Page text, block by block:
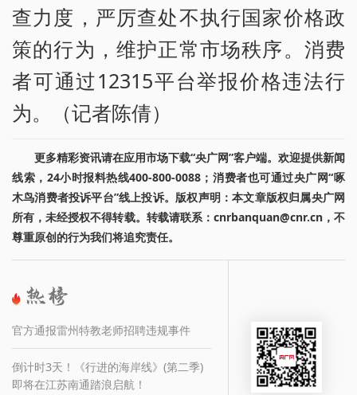
查力度，严厉查处不执行国家价格政
策的行为，维护正常市场秩序。消费
者可通过12315平台举报价格违法行
为。（记者陈倩）
更多精彩资讯请在应用市场下载“央广网”客户端。欢迎提供新闻
线索，24小时报料热线400-800-0088；消费者也可通过央广网“啄
木鸟消费者投诉平台”线上投诉。版权声明：本文章版权归属央广网
所有，未经授权不得转载。转载请联系：cnrbanquan@cnr.cn，不
尊重原创的行为我们将追究责任。
官方通报雷州特教老师招聘违规事件
倒计时3天！《行进的海岸线》(第二季)
即将在江苏南通踏浪启航！